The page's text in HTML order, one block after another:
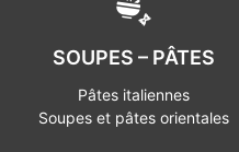
SOUPES – PÂTES
Pâtes italiennes
Soupes et pâtes orientales